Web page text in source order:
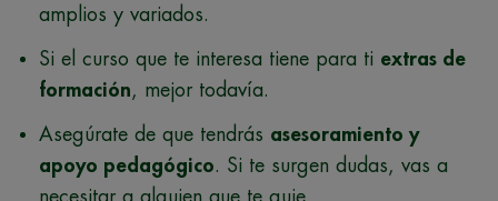
amplios y variados.
Si el curso que te interesa tiene para ti extras de
formación, mejor todavía.
Asegúrate de que tendrás asesoramiento y
apoyo pedagógico. Si te surgen dudas, vas a
necesitar a alguien que te guie.